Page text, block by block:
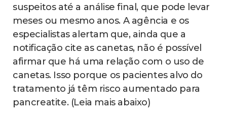
suspeitos até a análise final, que pode levar
meses ou mesmo anos. A agência e os
especialistas alertam que, ainda que a
notificação cite as canetas, não é possível
afirmar que há uma relação com o uso de
canetas. Isso porque os pacientes alvo do
tratamento já têm risco aumentado para
pancreatite. (Leia mais abaixo)